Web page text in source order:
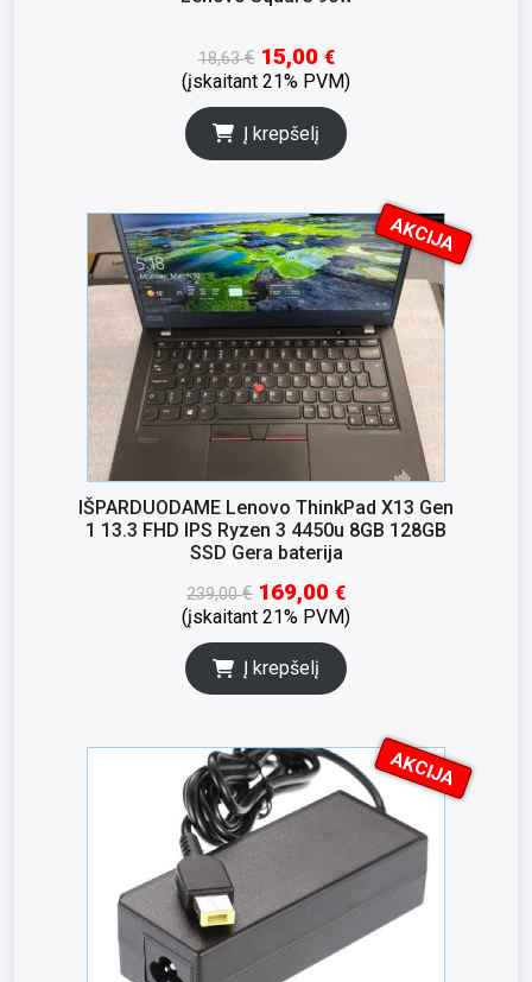
18,63€ 15,00 €
(įskaitant 21% PVM)
Į krepšelį
AKCIJA
K
S
N
A
IŠPARDUODAME Lenovo ThinkPad X13 Gen
1 13.3 FHD IPS Ryzen 3 4450u 8GB 128GB
SSD Gera baterija
239,00€ 169,00 €
(įskaitant 21% PVM)
Į krepšelį
AKCIJA
K
S